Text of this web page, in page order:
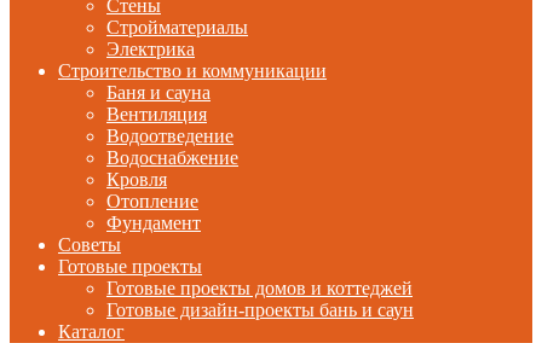
Стены
Стройматериалы
Электрика
Строительство и коммуникации
Баня и сауна
Вентиляция
Водоотведение
Водоснабжение
Кровля
Отопление
Фундамент
Советы
Готовые проекты
Готовые проекты домов и коттеджей
Готовые дизайн-проекты бань и саун
Каталог